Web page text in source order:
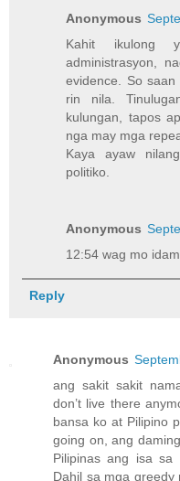
Anonymous
Kahit ikulong
administrasyon,
evidence. So
rin nila.
kulungan, tapos
nga may mga
Kaya ayaw
politiko.
Anonymous
12:54 wag mo
Reply
Anonymous
ang sakit sakit
don’t live there
bansa ko at Pilipino
going on, ang
Pilipinas ang isa sa
Dahil sa mga